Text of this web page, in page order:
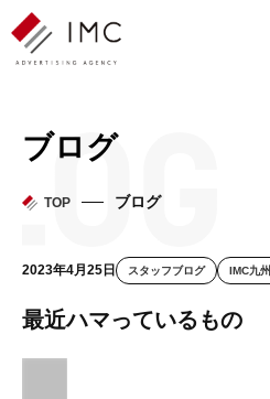
ブログ
TOP ブログ
2023年4月25日 スタッフブログ IMC九州
最近ハマっているもの